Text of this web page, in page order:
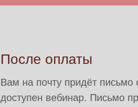
Вам на почту придёт письмо
доступен вебинар. Письмо
После оплаты